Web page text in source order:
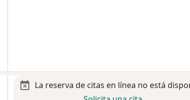
La reserva de citas en línea no está